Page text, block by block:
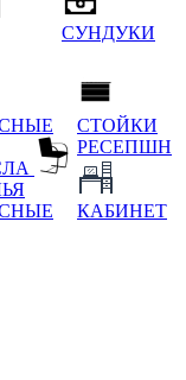
СУНДУКИ
СТОЙКИ
РЕСЕПШН
КАБИНЕТ